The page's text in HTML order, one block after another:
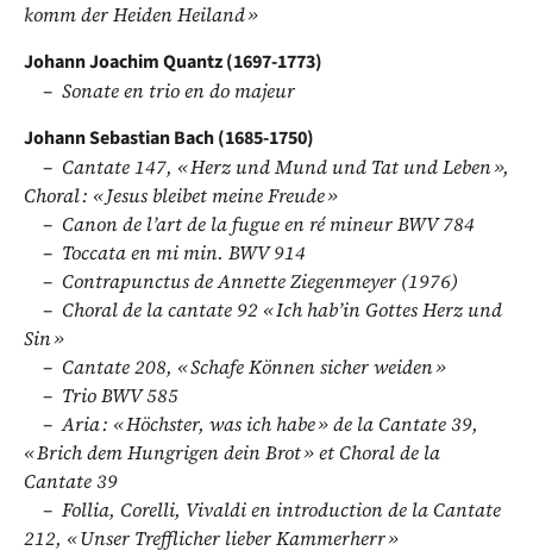
komm der Heiden Heiland »
Johann Joachim Quantz (1697-1773)
Sonate en trio en do majeur
Johann Sebastian Bach (1685-1750)
Cantate 147, « Herz und Mund und Tat und Leben »,
Choral : « Jesus bleibet meine Freude »
Canon de l’art de la fugue en ré mineur BWV 784
Toccata en mi min. BWV 914
Contrapunctus de Annette Ziegenmeyer (1976)
Choral de la cantate 92 « Ich hab’in Gottes Herz und
Sin »
Cantate 208, « Schafe Können sicher weiden »
Trio BWV 585
Aria : « Höchster, was ich habe » de la Cantate 39,
« Brich dem Hungrigen dein Brot » et Choral de la
Cantate 39
Follia, Corelli, Vivaldi en introduction de la Cantate
212, « Unser Trefflicher lieber Kammerherr »